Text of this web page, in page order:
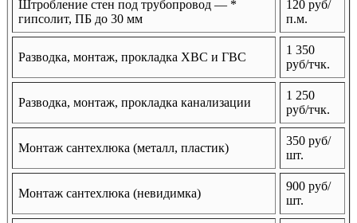
Штробление стен под трубопровод — *
гипсолит, ПБ до 30 мм
120 руб/
п.м.
Разводка, монтаж, прокладка ХВС и ГВС
1 350
руб/тчк.
Разводка, монтаж, прокладка канализации
1 250
руб/тчк.
Монтаж сантехлюка (металл, пластик)
350 руб/
шт.
Монтаж сантехлюка (невидимка)
900 руб/
шт.